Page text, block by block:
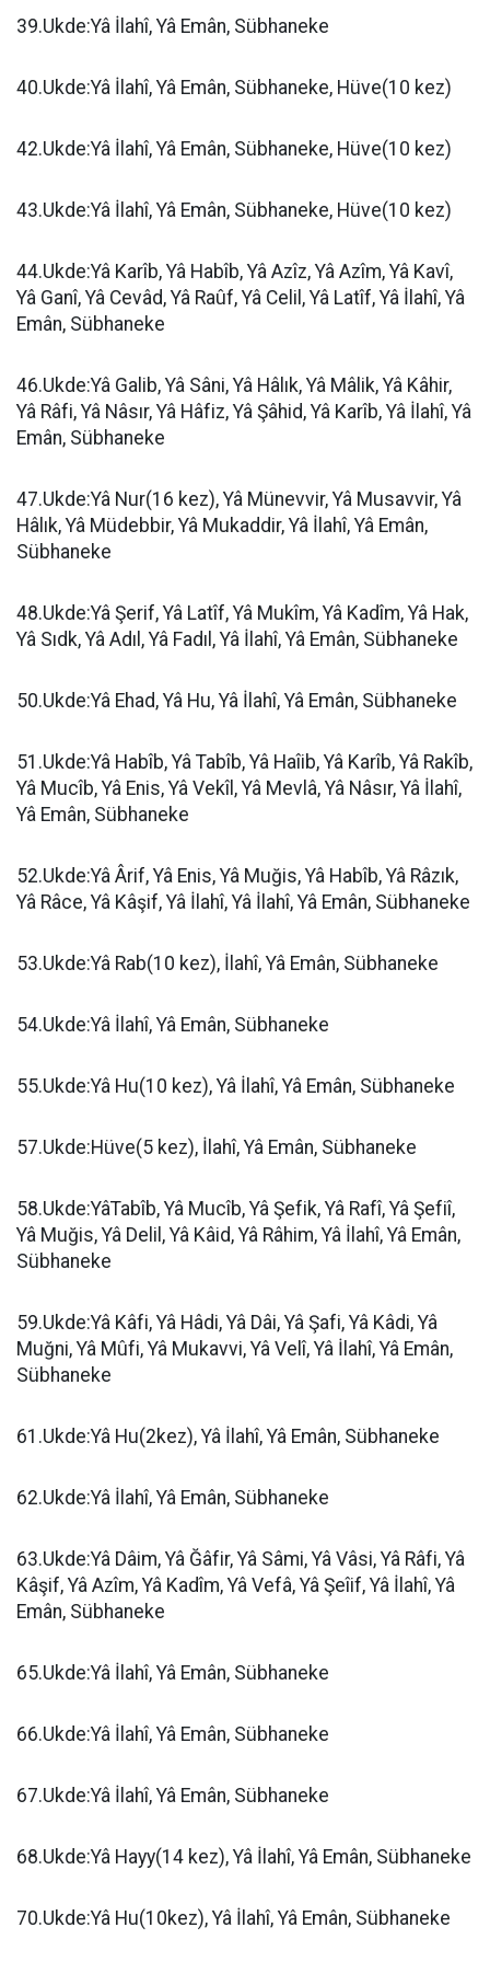
39.Ukde:Yâ İlahî, Yâ Emân, Sübhaneke
40.Ukde:Yâ İlahî, Yâ Emân, Sübhaneke, Hüve(10 kez)
42.Ukde:Yâ İlahî, Yâ Emân, Sübhaneke, Hüve(10 kez)
43.Ukde:Yâ İlahî, Yâ Emân, Sübhaneke, Hüve(10 kez)
44.Ukde:Yâ Karîb, Yâ Habîb, Yâ Azîz, Yâ Azîm, Yâ Kavî,
Yâ Ganî, Yâ Cevâd, Yâ Raûf, Yâ Celil, Yâ Latîf, Yâ İlahî, Yâ
Emân, Sübhaneke
46.Ukde:Yâ Galib, Yâ Sâni, Yâ Hâlık, Yâ Mâlik, Yâ Kâhir,
Yâ Râfi, Yâ Nâsır, Yâ Hâfiz, Yâ Şâhid, Yâ Karîb, Yâ İlahî, Yâ
Emân, Sübhaneke
47.Ukde:Yâ Nur(16 kez), Yâ Münevvir, Yâ Musavvir, Yâ
Hâlık, Yâ Müdebbir, Yâ Mukaddir, Yâ İlahî, Yâ Emân,
Sübhaneke
48.Ukde:Yâ Şerif, Yâ Latîf, Yâ Mukîm, Yâ Kadîm, Yâ Hak,
Yâ Sıdk, Yâ Adıl, Yâ Fadıl, Yâ İlahî, Yâ Emân, Sübhaneke
50.Ukde:Yâ Ehad, Yâ Hu, Yâ İlahî, Yâ Emân, Sübhaneke
51.Ukde:Yâ Habîb, Yâ Tabîb, Yâ Haîib, Yâ Karîb, Yâ Rakîb,
Yâ Mucîb, Yâ Enis, Yâ Vekîl, Yâ Mevlâ, Yâ Nâsır, Yâ İlahî,
Yâ Emân, Sübhaneke
52.Ukde:Yâ Ârif, Yâ Enis, Yâ Muğis, Yâ Habîb, Yâ Râzık,
Yâ Râce, Yâ Kâşif, Yâ İlahî, Yâ İlahî, Yâ Emân, Sübhaneke
53.Ukde:Yâ Rab(10 kez), İlahî, Yâ Emân, Sübhaneke
54.Ukde:Yâ İlahî, Yâ Emân, Sübhaneke
55.Ukde:Yâ Hu(10 kez), Yâ İlahî, Yâ Emân, Sübhaneke
57.Ukde:Hüve(5 kez), İlahî, Yâ Emân, Sübhaneke
58.Ukde:YâTabîb, Yâ Mucîb, Yâ Şefik, Yâ Rafî, Yâ Şefiî,
Yâ Muğis, Yâ Delil, Yâ Kâid, Yâ Râhim, Yâ İlahî, Yâ Emân,
Sübhaneke
59.Ukde:Yâ Kâfi, Yâ Hâdi, Yâ Dâi, Yâ Şafi, Yâ Kâdi, Yâ
Muğni, Yâ Mûfi, Yâ Mukavvi, Yâ Velî, Yâ İlahî, Yâ Emân,
Sübhaneke
61.Ukde:Yâ Hu(2kez), Yâ İlahî, Yâ Emân, Sübhaneke
62.Ukde:Yâ İlahî, Yâ Emân, Sübhaneke
63.Ukde:Yâ Dâim, Yâ Ğâfir, Yâ Sâmi, Yâ Vâsi, Yâ Râfi, Yâ
Kâşif, Yâ Azîm, Yâ Kadîm, Yâ Vefâ, Yâ Şeîif, Yâ İlahî, Yâ
Emân, Sübhaneke
65.Ukde:Yâ İlahî, Yâ Emân, Sübhaneke
66.Ukde:Yâ İlahî, Yâ Emân, Sübhaneke
67.Ukde:Yâ İlahî, Yâ Emân, Sübhaneke
68.Ukde:Yâ Hayy(14 kez), Yâ İlahî, Yâ Emân, Sübhaneke
70.Ukde:Yâ Hu(10kez), Yâ İlahî, Yâ Emân, Sübhaneke